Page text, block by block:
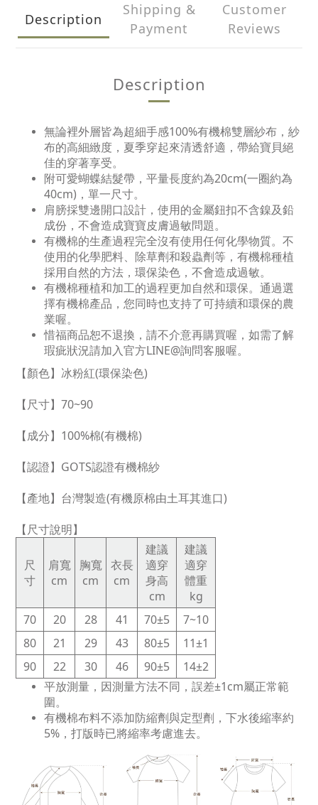
Description
Shipping &
Payment
Customer
Reviews
Description
無論裡外層皆為超細手感100%有機棉雙層紗布，紗
布的高細緻度，夏季穿起來清透舒適，帶給寶貝絕
佳的穿著享受。
附可愛蝴蝶結髮帶，平量長度約為20cm(一圈約為
40cm)，單一尺寸。
肩膀採雙邊開口設計，使用的金屬鈕扣不含鎳及鉛
成份，不會造成寶寶皮膚過敏問題。
有機棉的生產過程完全沒有使用任何化學物質。不
使用的化學肥料、除草劑和殺蟲劑等，有機棉種植
採用自然的方法，環保染色，不會造成過敏。
有機棉種植和加工的過程更加自然和環保。通過選
擇有機棉產品，您同時也支持了可持續和環保的農
業喔。
惜福商品恕不退換，請不介意再購買喔，如需了解
瑕疵狀況請加入官方LINE@詢問客服喔。
【顏色】冰粉紅(環保染色)
【尺寸】70~90
【成分】100%棉(有機棉)
【認證】GOTS認證有機棉紗
【產地】台灣製造(有機原棉由土耳其進口)
【尺寸說明】
尺
寸
肩寬
cm
胸寬
cm
衣長
cm
建議
適穿
身高
cm
建議
適穿
體重
kg
70
20 28 41 70±5
7~10
80
21 29 43 80±5
11±1
90
22 30 46 90±5
14±2
平放測量，因測量方法不同，誤差±1cm屬正常範
圍。
有機棉布料不添加防縮劑與定型劑，下水後縮率約
5%，打版時已將縮率考慮進去。